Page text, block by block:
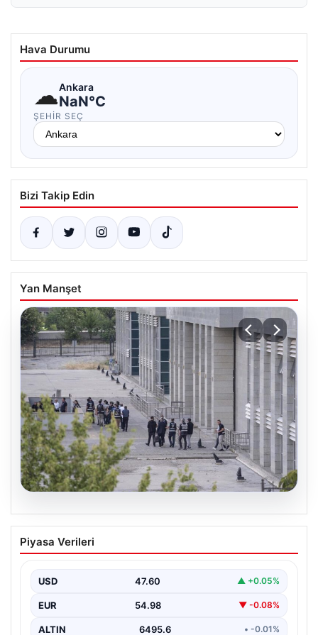
Hava Durumu
☁Ankara
NaN°C
ŞEHIR SEÇ
Bizi Takip Edin
Yan Manşet
Etimesgut Belediyesi’nde Geniş
Kapsamlı Soruşturma: Başkan
Çıktı
Ankara'nın Etimesgut ilçesinde yer alan belediyeye
yönelik yürütülen kapsamlı bir soruşturmanın son
Piyasa Verileri
USD 47.60 ▲ +0.05%
EUR 54.98 ▼ -0.08%
ALTIN 6495.6 • -0.01%